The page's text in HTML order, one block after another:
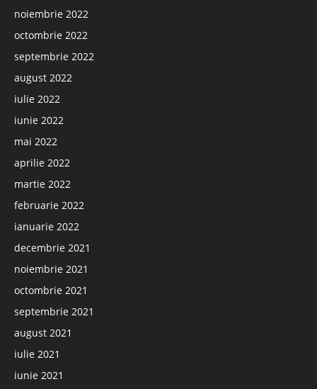
noiembrie 2022
octombrie 2022
septembrie 2022
august 2022
iulie 2022
iunie 2022
mai 2022
aprilie 2022
martie 2022
februarie 2022
ianuarie 2022
decembrie 2021
noiembrie 2021
octombrie 2021
septembrie 2021
august 2021
iulie 2021
iunie 2021